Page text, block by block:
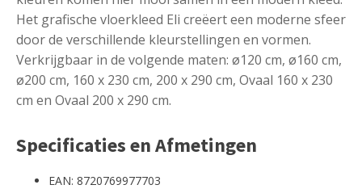
Het grafische vloerkleed Eli creëert een moderne sfeer
door de verschillende kleurstellingen en vormen.
Verkrijgbaar in de volgende maten: ø120 cm, ø160 cm,
ø200 cm, 160 x 230 cm, 200 x 290 cm, Ovaal 160 x 230
cm en Ovaal 200 x 290 cm.
Specificaties en Afmetingen
EAN: 8720769977703